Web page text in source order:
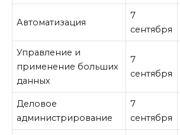
Автоматизация
7
сентября
Управление и
применение больших
данных
7
сентября
Деловое
администрирование
7
сентября